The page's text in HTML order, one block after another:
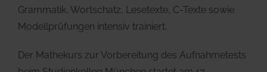
Grammatik, Wortschatz, Lesetexte, C-Texte sowie
Modellprüfungen intensiv trainiert.
Der Mathekurs zur Vorbereitung des Aufnahmetests